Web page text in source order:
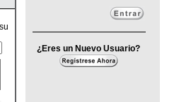
¿Eres un Nuevo Usuario?